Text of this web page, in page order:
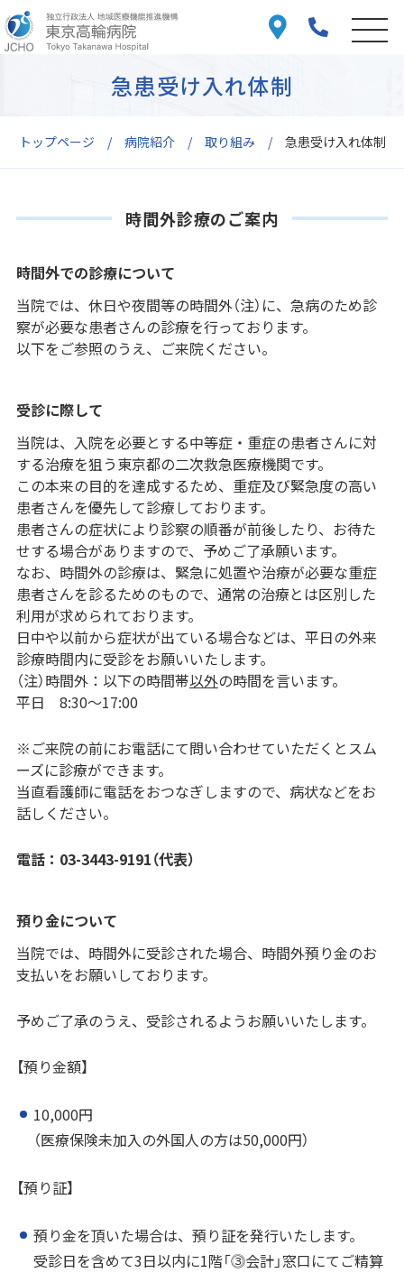
トップページ 病院紹介 取り組み 急患受け入れ体制
急患受け入れ体制
時間外診療のご案内
時間外での診療について
当院では、休日や夜間等の時間外（注）に、急病のため診
察が必要な患者さんの診療を行っております。
以下をご参照のうえ、ご来院ください。
受診に際して
当院は、入院を必要とする中等症・重症の患者さんに対
する治療を狙う東京都の二次救急医療機関です。
この本来の目的を達成するため、重症及び緊急度の高い
患者さんを優先して診療しております。
患者さんの症状により診察の順番が前後したり、お待た
せする場合がありますので、予めご了承願います。
なお、時間外の診療は、緊急に処置や治療が必要な重症
患者さんを診るためのもので、通常の治療とは区別した
利用が求められております。
日中や以前から症状が出ている場合などは、平日の外来
診療時間内に受診をお願いいたします。
（注）時間外：以下の時間帯以外の時間を言います。
平日 8:30～17:00
※ご来院の前にお電話にて問い合わせていただくとスム
ーズに診療ができます。
当直看護師に電話をおつなぎしますので、病状などをお
話しください。
電話：03-3443-9191（代表）
預り金について
当院では、時間外に受診された場合、時間外預り金のお
支払いをお願いしております。
予めご了承のうえ、受診されるようお願いいたします。
【預り金額】
10,000円
（医療保険未加入の外国人の方は50,000円）
【預り証】
預り金を頂いた場合は、預り証を発行いたします。
受診日を含めて3日以内に1階「⓷会計」窓口にてご精算